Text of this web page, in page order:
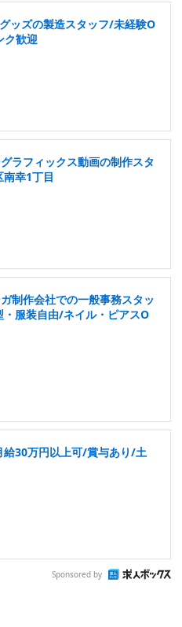
ッズの製造スタッフ/未経験O
ク歓迎
ラフィックス動画の制作スタ
幸1丁目
制作会社での一般事務スタッ
服装自由/ネイル・ピアスO
30万円以上可/賞与あり/土
Sponsored by